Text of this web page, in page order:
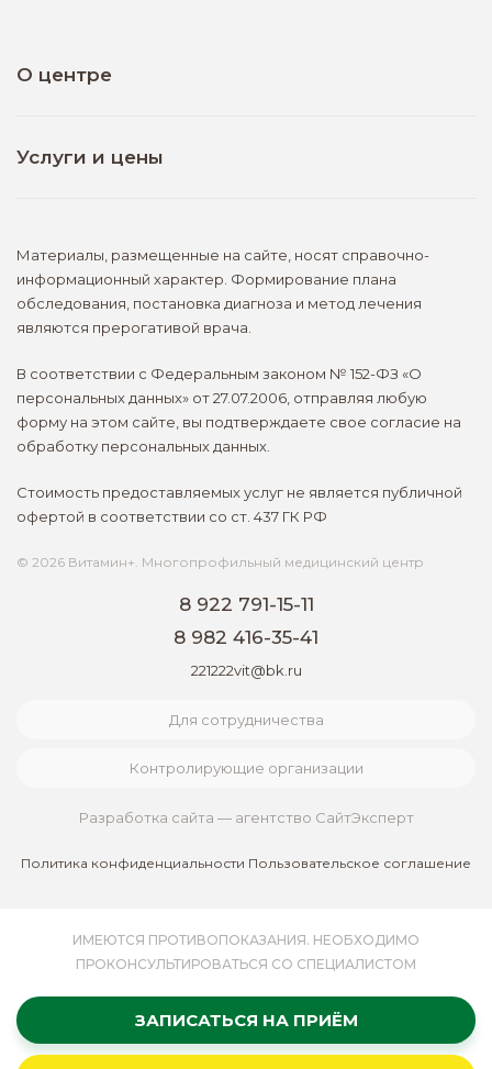
этиологии: гинекология, хирургия, урология,
8. Профилактика инсультов и инфарктов.
10. В травматологии: ускоряет восстановление
после переломов.
О центре
Отзывы
О компании
Контакты
Документы
Услуги и цены
Лабораторные исследования
Медицинские осмотры и справки
Другие услуги
Материалы, размещенные на сайте, носят справочно-
информационный характер. Формирование плана
обследования, постановка диагноза и метод лечения
являются прерогативой врача.
В соответствии с Федеральным законом № 152-ФЗ «О
персональных данных» от 27.07.2006, отправляя любую
форму на этом сайте, вы подтверждаете свое согласие на
обработку персональных данных.
Стоимость предоставляемых услуг не является публичной
офертой в соответствии со ст. 437 ГК РФ
© 2026 Витамин+. Многопрофильный медицинский центр
8 922 791-15-11
8 982 416-35-41
221222vit@bk.ru
Для сотрудничества
Контролирующие организации
Разработка сайта — агентство СайтЭксперт
Политика конфиденциальности Пользовательское соглашение
ИМЕЮТСЯ ПРОТИВОПОКАЗАНИЯ. НЕОБХОДИМО
ПРОКОНСУЛЬТИРОВАТЬСЯ СО СПЕЦИАЛИСТОМ
ЗАПИСАТЬСЯ НА ПРИЁМ